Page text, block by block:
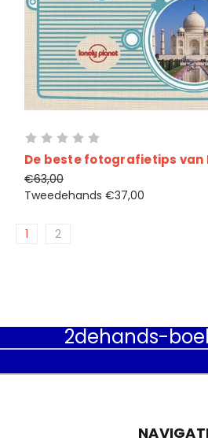
De beste fotografietips van
€63,00
Tweedehands €37,00
1 2
2dehands-